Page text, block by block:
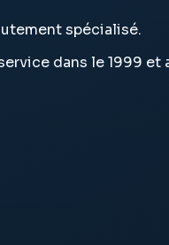
spécialisé.
dans le 1999 et